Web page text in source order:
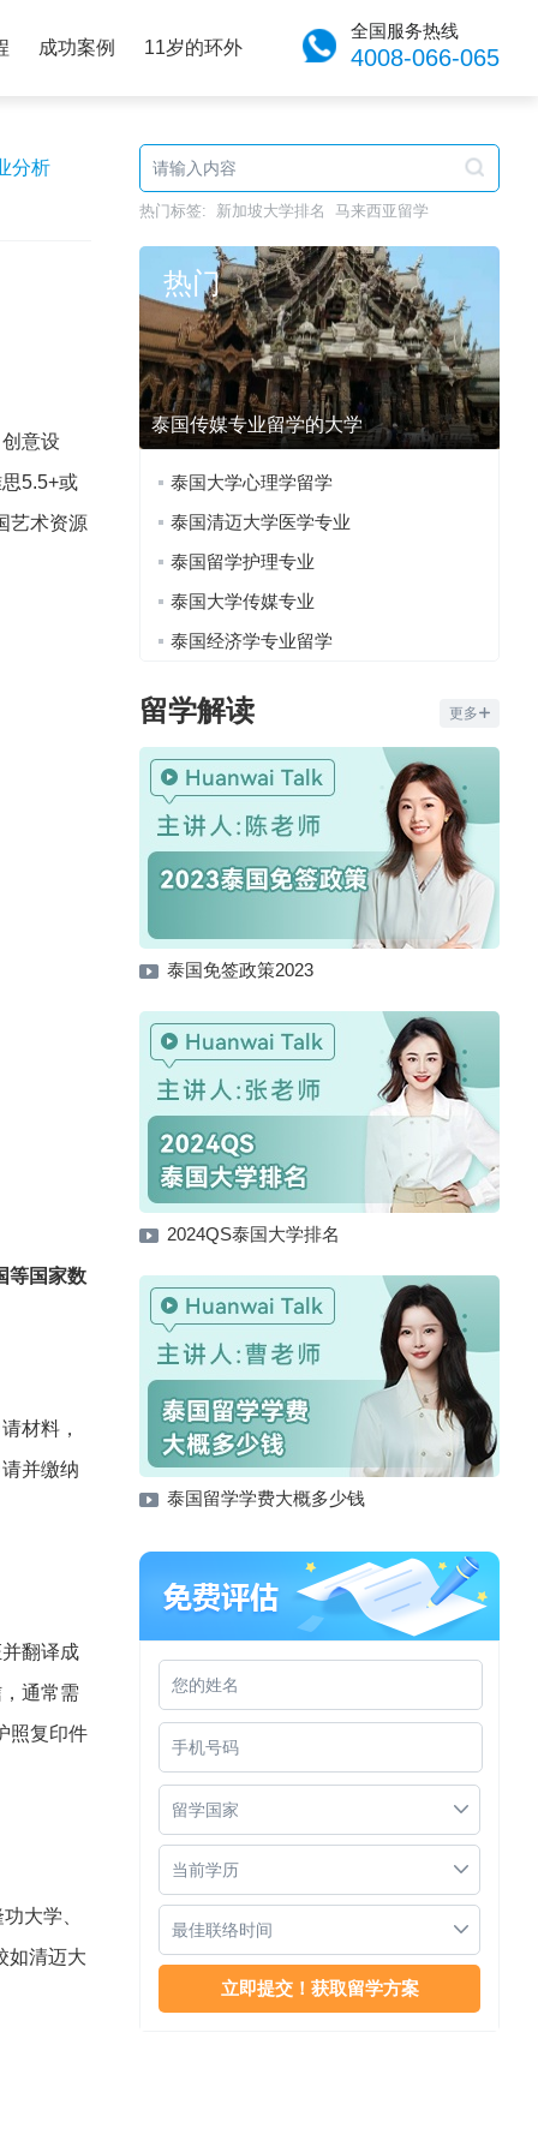
成功案例 11岁的环外
全国服务热线
4008-066-065
分析
意设
5.5+或
艺术资源
等国家数
材料，
并缴纳
翻译成
通常需
照复印件
大学、
如清迈大
热门标签: 新加坡大学排名 马来西亚留学
热门
泰国传媒专业留学的大学
泰国大学心理学留学
泰国清迈大学医学专业
泰国留学护理专业
泰国大学传媒专业
泰国经济学专业留学
留学解读 更多
泰国免签政策2023
2024QS泰国大学排名
泰国留学学费大概多少钱
泰国留学本科学费
留学国家
当前学历
最佳联络时间